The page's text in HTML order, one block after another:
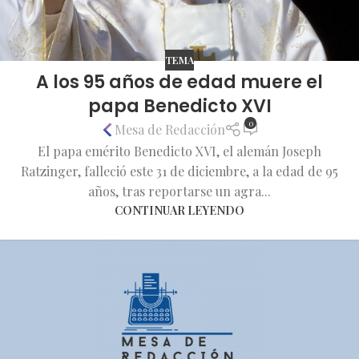
TEMA
A los 95 años de edad muere el
papa Benedicto XVI
Mesa de Redacción 0
El papa emérito Benedicto XVI, el alemán Joseph
Ratzinger, falleció este 31 de diciembre, a la edad de 95
años, tras reportarse un agra...
CONTINUAR LEYENDO